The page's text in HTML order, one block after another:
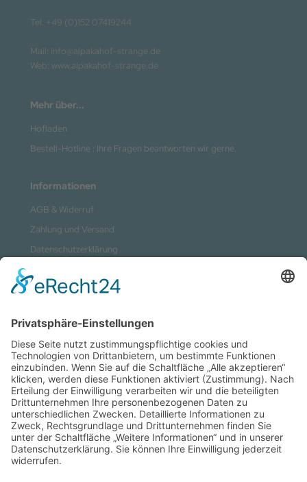
Tel. +49 (0)152 07419244
Mail: info@alpakahof-strange.de
Web: www.alpakahof-strange.de
Mehr über...
Hofladen
Bestell-Hotline : Ihre Fragen beantworten wir gerne.
Informationen
AGB & Widerruf
Zahlung und Versand
Datenschutzerklärung
Impressum
Zahlungsmethoden
Social Media